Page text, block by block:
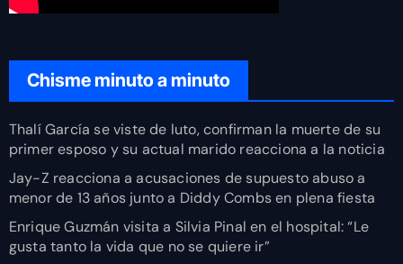
Chisme minuto a minuto
Thalí García se viste de luto, confirman la muerte de su
primer esposo y su actual marido reacciona a la noticia
Jay-Z reacciona a acusaciones de supuesto abuso a
menor de 13 años junto a Diddy Combs en plena fiesta
Enrique Guzmán visita a Silvia Pinal en el hospital: “Le
gusta tanto la vida que no se quiere ir”